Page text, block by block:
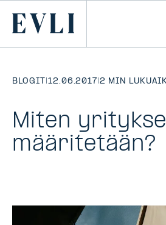
Primary
BLOGIT |12.06.2017|2 MIN
Miten
määritetään?